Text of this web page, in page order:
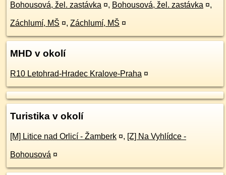
Bohousová, žel. zastávka ¤, Bohousová, žel. zastávka ¤,
Záchlumí, MŠ ¤, Záchlumí, MŠ ¤
MHD v okolí
R10 Letohrad-Hradec Kralove-Praha ¤
Turistika v okolí
[M] Litice nad Orlicí - Žamberk ¤, [Z] Na Vyhlídce -
Bohousová ¤